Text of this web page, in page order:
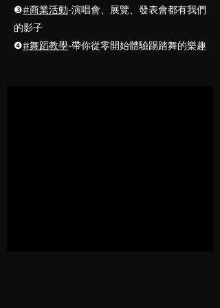
❸#商業活動-演唱會、展覽、發表會都有我們
的影子
❹#舞蹈教學-帶你從零開始體驗踢踏舞的樂趣